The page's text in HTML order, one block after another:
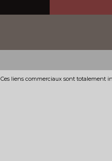
Ces liens commerciaux sont totalement